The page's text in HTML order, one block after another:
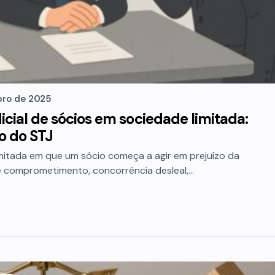
de 2025
de sócios em sociedade limitada:
do STJ
em que um sócio começa a agir em prejuízo da
concorrência desleal,…